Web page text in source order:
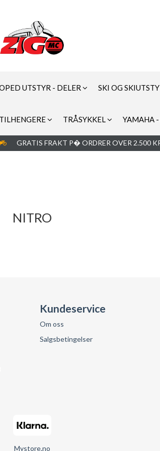
UTSTYR - DELER SKI OG
TILHENGERE TRÅSYKKEL YAMAHA
GRATIS FRAKT P� ORDRER OVER 2.500
NITRO
Kundeservice
Om oss
Salgsbetingelser
Mystore.no